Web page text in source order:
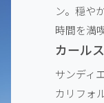
ン。穏や
時間を満
カール
サンディ
カリフォ